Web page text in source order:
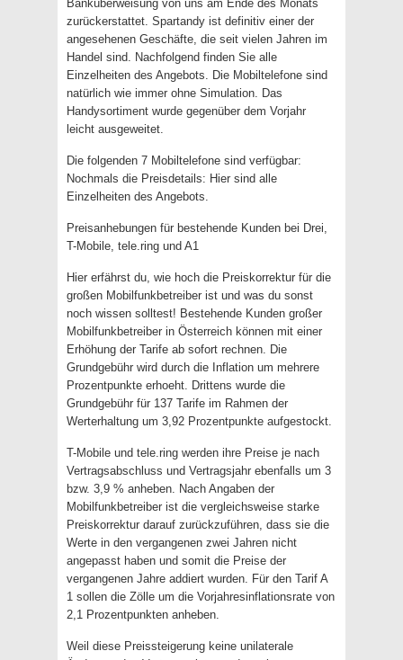
Banküberweisung von uns am Ende des Monats
zurückerstattet. Spartandy ist definitiv einer der
angesehenen Geschäfte, die seit vielen Jahren im
Handel sind. Nachfolgend finden Sie alle
Einzelheiten des Angebots. Die Mobiltelefone sind
natürlich wie immer ohne Simulation. Das
Handysortiment wurde gegenüber dem Vorjahr
leicht ausgeweitet.
Die folgenden 7 Mobiltelefone sind verfügbar:
Nochmals die Preisdetails: Hier sind alle
Einzelheiten des Angebots.
Preisanhebungen für bestehende Kunden bei Drei,
T-Mobile, tele.ring und A1
Hier erfährst du, wie hoch die Preiskorrektur für die
großen Mobilfunkbetreiber ist und was du sonst
noch wissen solltest! Bestehende Kunden großer
Mobilfunkbetreiber in Österreich können mit einer
Erhöhung der Tarife ab sofort rechnen. Die
Grundgebühr wird durch die Inflation um mehrere
Prozentpunkte erhoeht. Drittens wurde die
Grundgebühr für 137 Tarife im Rahmen der
Werterhaltung um 3,92 Prozentpunkte aufgestockt.
T-Mobile und tele.ring werden ihre Preise je nach
Vertragsabschluss und Vertragsjahr ebenfalls um 3
bzw. 3,9 % anheben. Nach Angaben der
Mobilfunkbetreiber ist die vergleichsweise starke
Preiskorrektur darauf zurückzuführen, dass sie die
Werte in den vergangenen zwei Jahren nicht
angepasst haben und somit die Preise der
vergangenen Jahre addiert wurden. Für den Tarif A
1 sollen die Zölle um die Vorjahresinflationsrate von
2,1 Prozentpunkten anheben.
Weil diese Preissteigerung keine unilaterale